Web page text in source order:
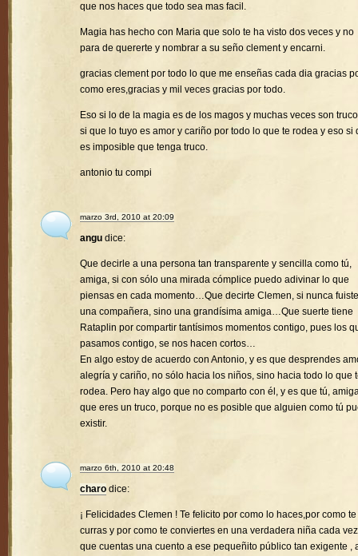
que nos haces que todo sea mas facil.
Magia has hecho con Maria que solo te ha visto dos veces y no
para de quererte y nombrar a su seño clement y encarni.
gracias clement por todo lo que me enseñas cada dia gracias
como eres,gracias y mil veces gracias por todo.
Eso si lo de la magia es de los magos y muchas veces son
si que lo tuyo es amor y cariño por todo lo que te rodea y eso si
es imposible que tenga truco.
antonio tu compi
marzo 3rd, 2010 at 20:09
angu dice:
Que decirle a una persona tan transparente y sencilla como tú,
amiga, si con sólo una mirada cómplice puedo adivinar lo que
piensas en cada momento…Que decirte Clemen, si nunca fuiste
una compañera, sino una grandísima amiga…Que suerte tiene
Rataplin por compartir tantísimos momentos contigo, pues los
pasamos contigo, se nos hacen cortos…
En algo estoy de acuerdo con Antonio, y es que desprendes
alegría y cariño, no sólo hacia los niños, sino hacia todo lo que
rodea. Pero hay algo que no comparto con él, y es que tú,
que eres un truco, porque no es posible que alguien como tú
existir.
marzo 6th, 2010 at 20:48
charo dice:
¡ Felicidades Clemen ! Te felicito por como lo haces,por como
curras y por como te conviertes en una verdadera niña cada vez
que cuentas una cuento a ese pequeñito público tan exigente ,